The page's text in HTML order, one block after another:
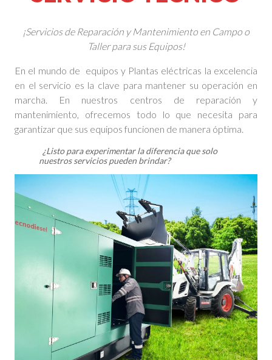
¡Servicios de Reparación y Mantenimiento en Campo o
Taller para sus Equipos!
En el mundo de equipos y Plantas eléctricas la excelencia
en el servicio es la clave para mantener su operación en
marcha. En nuestros centros de reparación y
mantenimiento, ofrecemos todo lo que necesita para
garantizar que sus equipos funcionen de manera óptima.
¿Listo para experimentar la diferencia que solo
nuestros servicios pueden brindar?